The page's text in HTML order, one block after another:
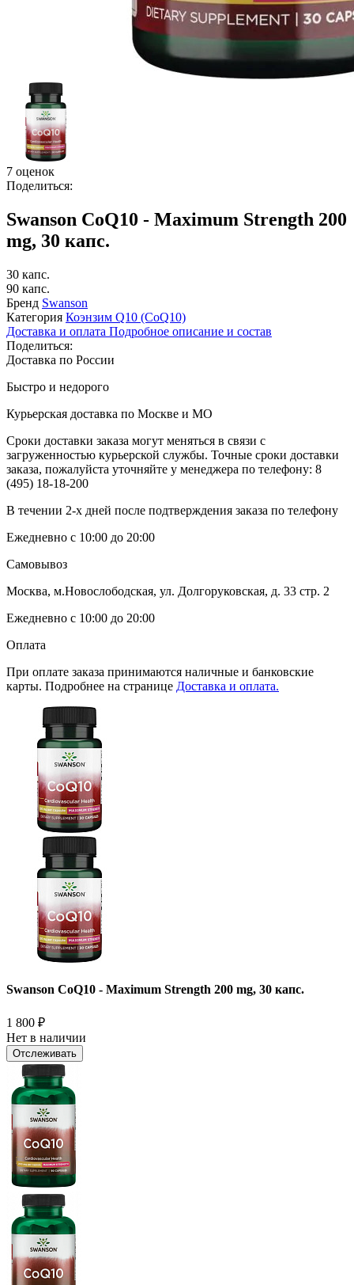
7 оценок
Поделиться:
Swanson CoQ10 - Maximum Strength 200
mg, 30 капс.
30 капс.
90 капс.
Бренд Swanson
Категория Коэнзим Q10 (CoQ10)
Доставка и оплата Подробное описание и состав
Поделиться:
Доставка по России
Быстро и недорого
Курьерская доставка по Москве и МО
Сроки доставки заказа могут меняться в связи с
загруженностью курьерской службы. Точные сроки доставки
заказа, пожалуйста уточняйте у менеджера по телефону: 8
(495) 18-18-200
В течении 2-х дней после подтверждения заказа по телефону
Ежедневно с 10:00 до 20:00
Самовывоз
Москва, м.Новослободская, ул. Долгоруковская, д. 33 стр. 2
Ежедневно с 10:00 до 20:00
Оплата
При оплате заказа принимаются наличные и банковские
карты. Подробнее на странице Доставка и оплата.
Swanson CoQ10 - Maximum Strength 200 mg, 30 капс.
1 800 ₽
Нет в наличии
Отслеживать